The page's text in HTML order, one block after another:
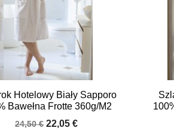
Hotelowy Biały Sapporo
Bawełna Frotte 360g/m2
24,50 € 22,05 €
Quick view